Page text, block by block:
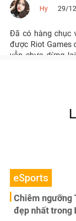
Hy 29/
Đã có hàng chục
được Riot Games
vẫn chưa dừng
eSports
Chiêm ngưỡng
đẹp nhất trong